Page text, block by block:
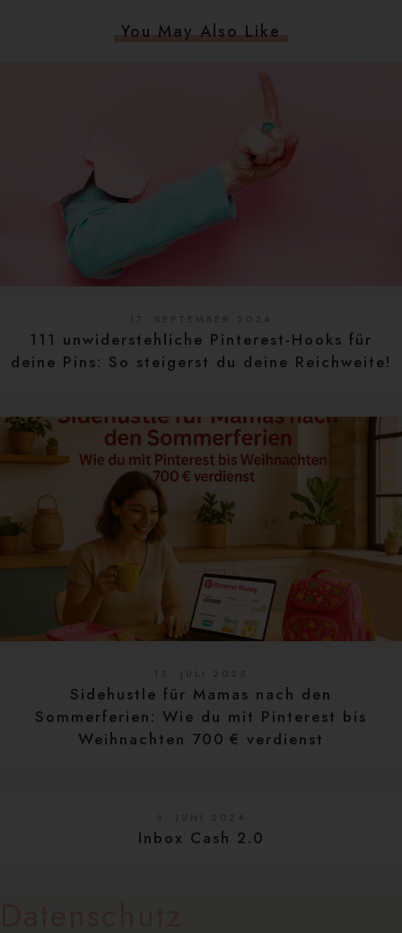
You May Also Like
111 unwiderstehliche Pinterest-Hooks für
deine Pins: So steigerst du deine Reichweite!
Sidehustle für Mamas nach den
Sommerferien: Wie du mit Pinterest bis
Weihnachten 700 € verdienst
Inbox Cash 2.0